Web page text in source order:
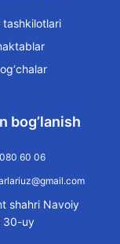
tashkilotlari
bog’lanish
60 06
shahri Navoiy
30-uy